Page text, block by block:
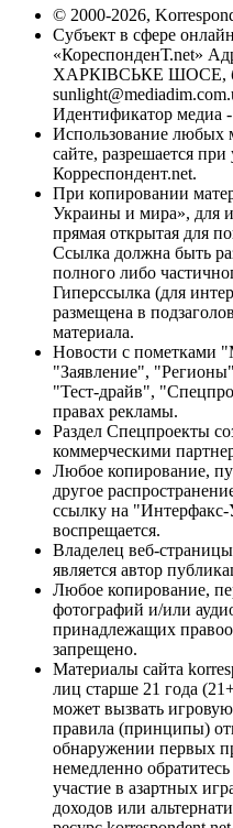
© 2000-2026,
Субъект в сфере
«КореспонденТ.net»
ХАРКІВСЬКЕ ШОСЕ,
Идентификатор медиа
Использование любых
сайте, разрешается
Корреспондент.net.
При копировании
Украины и мира», для
прямая открытая для
Ссылка должна быть
полного либо
Гиперссылка (для
размещена в
материала.
Новости с пометками
"Заявление",
"Тест-драйв",
правах рекламы.
Раздел Спецпроекты
коммерческими
Любое копирование,
другое
ссылку на
воспрещается.
Владелец веб-
является автор
Любое копирование,
фотографий и/или
принадлежащих
запрещено.
Материалы сайта
лиц старше 21 года
может вызвать
правила (принципы)
обнаружении первых
немедленно
участие в азартных
доходов или